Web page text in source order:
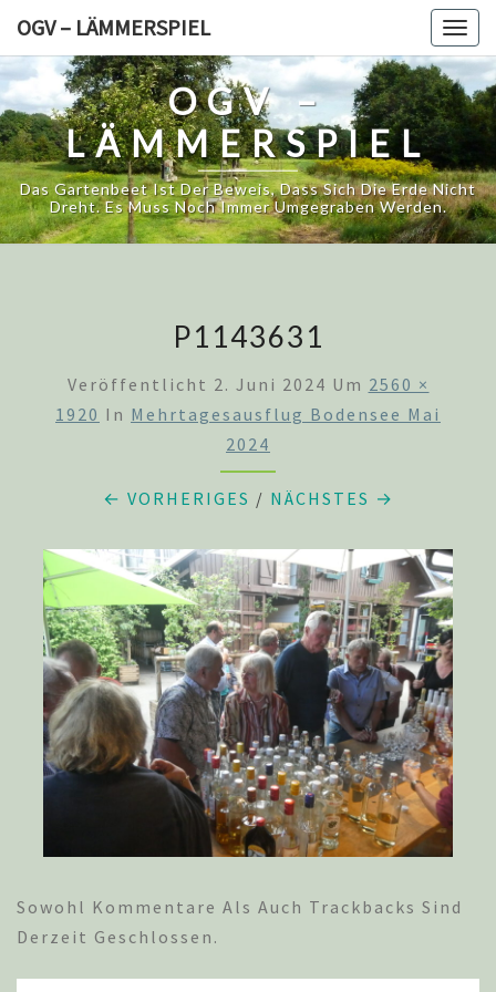
content
OGV – LÄMMERSPIEL
OGV –
LÄMMERSPIEL
Das Gartenbeet Ist Der Beweis, Dass Sich Die Erde Nicht
Dreht. Es Muss Noch Immer Umgegraben Werden.
P1143631
Veröffentlicht 2. Juni 2024 Um 2560 ×
1920 In Mehrtagesausflug Bodensee Mai
2024
← VORHERIGES / NÄCHSTES →
Sowohl Kommentare Als Auch Trackbacks Sind
Derzeit Geschlossen.